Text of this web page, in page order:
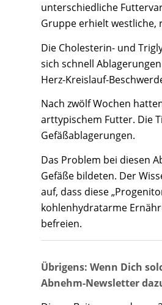
unterschiedliche
Gruppe erhielt westliche,
Die Cholesterin- und
sich schnell
Herz-Kreislauf-
Nach zwölf Wochen
arttypischem Futter. Die
Gefäßablagerungen.
Das Problem bei diesen
Gefäße bildeten. Der
auf, dass diese
kohlenhydratarme
befreien.
Übrigens: Wenn Dich
Abnehm-Newsletter